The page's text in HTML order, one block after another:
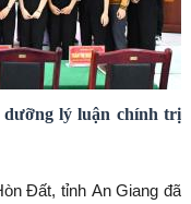
dưỡng lý luận chính trị
Đất, tỉnh An Giang đã